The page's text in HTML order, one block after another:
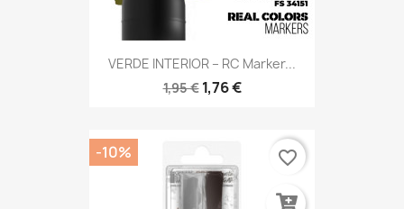
VERDE INTERIOR – RC Marker...
1,95 € 1,76 €
-10% favorite_border